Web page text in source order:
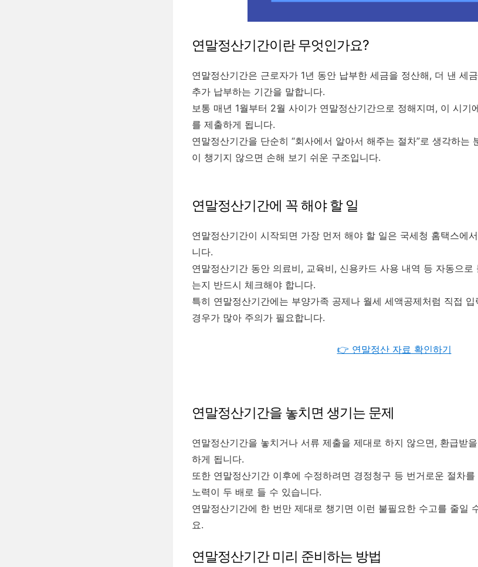
연말정산기간이란 무엇인가요?
연말정산기간은 근로자가 1년 동안 납부한 세금을 정산해, 더 낸 세
추가 납부하는 기간을 말합니다.
보통 매년 1월부터 2월 사이가 연말정산기간으로 정해지며, 이 시기
를 제출하게 됩니다.
연말정산기간을 단순히 “회사에서 알아서 해주는 절차”로 생각하는
이 챙기지 않으면 손해 보기 쉬운 구조입니다.
연말정산기간에 꼭 해야 할 일
연말정산기간이 시작되면 가장 먼저 해야 할 일은 국세청 홈택스에
니다.
연말정산기간 동안 의료비, 교육비, 신용카드 사용 내역 등 자동으로
는지 반드시 체크해야 합니다.
특히 연말정산기간에는 부양가족 공제나 월세 세액공제처럼 직접
경우가 많아 주의가 필요합니다.
👉 연말정산 자료 확인하기
연말정산기간을 놓치면 생기는 문제
연말정산기간을 놓치거나 서류 제출을 제대로 하지 않으면, 환급받
하게 됩니다.
또한 연말정산기간 이후에 수정하려면 경정청구 등 번거로운 절차
노력이 두 배로 들 수 있습니다.
연말정산기간에 한 번만 제대로 챙기면 이런 불필요한 수고를 줄일
요.
연말정산기간 미리 준비하는 방법